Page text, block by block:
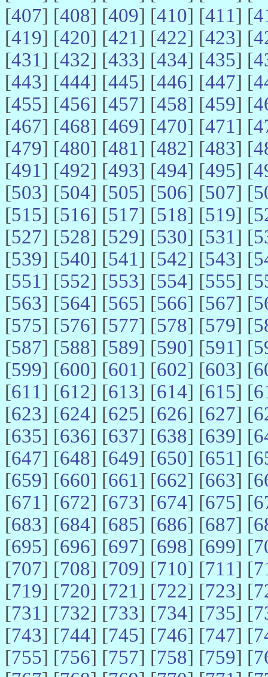
[407] [408] [409] [410] [411] [
[419] [420] [421] [422] [423] [
[431] [432] [433] [434] [435] [
[443] [444] [445] [446] [447] [
[455] [456] [457] [458] [459] [
[467] [468] [469] [470] [471] [
[479] [480] [481] [482] [483] [
[491] [492] [493] [494] [495] [
[503] [504] [505] [506] [507] [
[515] [516] [517] [518] [519] [
[527] [528] [529] [530] [531] [
[539] [540] [541] [542] [543] [
[551] [552] [553] [554] [555] [
[563] [564] [565] [566] [567] [
[575] [576] [577] [578] [579] [
[587] [588] [589] [590] [591] [
[599] [600] [601] [602] [603] [
[611] [612] [613] [614] [615] [
[623] [624] [625] [626] [627] [
[635] [636] [637] [638] [639] [
[647] [648] [649] [650] [651] [
[659] [660] [661] [662] [663] [
[671] [672] [673] [674] [675] [
[683] [684] [685] [686] [687] [
[695] [696] [697] [698] [699] [
[707] [708] [709] [710] [711] [
[719] [720] [721] [722] [723] [
[731] [732] [733] [734] [735] [
[743] [744] [745] [746] [747] [
[755] [756] [757] [758] [759] [